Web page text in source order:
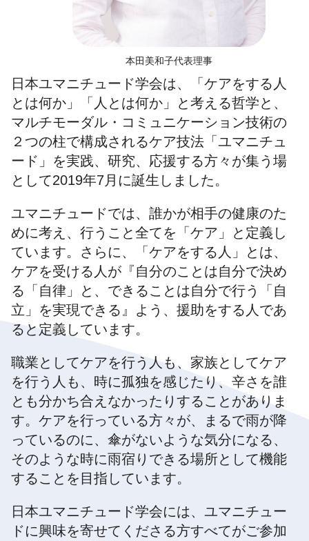
本田美和子代表理事
日本ユマニチュード学会は、「ケアをする人
とは何か」「人とは何か」と考える哲学と、
マルチモーダル・コミュニケーション技術の
２つの柱で構成されるケア技法「ユマニチュ
ード」を実践、研究、応援する方々が集う場
として2019年7月に誕生しました。
ユマニチュードでは、誰かが相手の健康のた
めに考え、行うこと全てを「ケア」と定義し
ています。さらに、「ケアをする人」とは、
ケアを受ける人が『自分のことは自分で決め
る「自律」と、できることは自分で行う「自
立」を実現できる』よう、援助をする人であ
ると定義しています。
職業としてケアを行う人も、家族としてケア
を行う人も、時に孤独を感じたり、辛さを誰
とも分かち合えなかったりすることがありま
す。ケアを行っている方々が、まるで雨が降
っているのに、傘がないような気分になる、
そのような時に雨宿りできる場所として機能
することを目指しています。
日本ユマニチュード学会には、ユマニチュー
ドに興味を寄せてくださる方すべてがご参加